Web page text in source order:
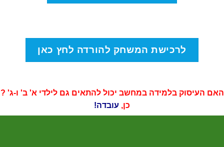
לרכישת המשחק להורדה לחץ כאן
האם העיסוק בלמידה במחשב יכול להתאים גם לילדי א' ב' ו-ג' ?
כן, עובדה!